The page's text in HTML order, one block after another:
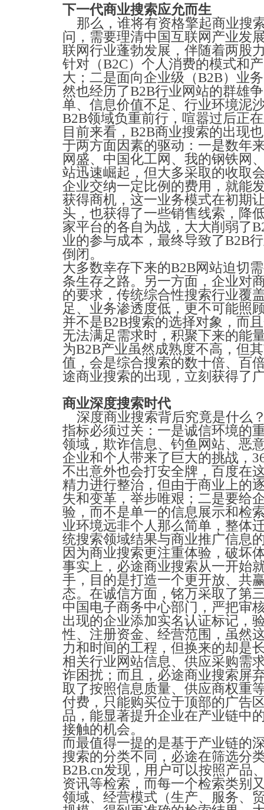
下一代商业搜索应允而生
那么，谁将有资格擎起商业搜
问，需要理清中国互联网产业发
联网行业蓬勃发展，伴随着两股
针对（B2C）个人消费的模式和
大；二是面向企业级（B2B）业
然也经历了B2B行业网站的群雄
单、信息价值不足、行业环境泥
B2B领域负重前行，喧嚣过后正
目前来看，B2B商业搜索的出现
于两方面因素的驱动：一是数年
网盛、中国化工网、我的钢铁网
站迅速崛起，但大多采取的收取
企业交纳一定比例的费用，就能
获得商机，这一业务模式在初期
头，也获得了一些销售线索，降
家平台的各自为战，大大削弱了
业的参与成本，最终导致了B2B
倒闭。
大多数幸存下来的B2B网站迫切
条生存之路。另一方面，企业对
的要求，传统综合性搜索行业覆
足、业务渗透度低，更不可能照
并不是B2B搜索的选择对象，而
无法满足需求时，积聚下来的能
为B2B产业虽然成熟度不高，但
值，会是综合搜索的数十倍、百
途商业搜索的出现，立刻获得了
商业深度搜索时代
深度商业搜索背后究竟是什么
指标必须过关：一是诚信环境的
领域，欺诈信息、钓鱼网站、恶
企业和个人带来了巨大的挑战，
不出意外也会打安全牌，百度在
精力进行整治，但由于商业上的
失和变革，举步唯艰；二是要给
验，而不是单一的信息展示和检
业环境远非个人那么简单，整体
统搜索领域结果与商业推广信息
因为商业搜索更注重体验，破坏
事实上，必途商业搜索从一开始
手，目的是打造一个更开放、共
态。在诚信方面，铭万采取了第
中国电子商务中心部门，严把审
出现的企业添加实名认证标记，
性、注册资金、经营范围，虽然
力和时间的工程，但换来的却是
相关行业网站信息、供应采购需
诈困扰；而且，必途商业搜索屏
取了按照信息质量、供应商权重
付费，只能购买位于顶部的广告
品，能显著提升企业在产业链中
接触的机会。
而最值得一提的是基于产业链的
搜索的分类不同，必途在筛选分
B2B.cn发现，用户可以按照产品
资讯等检索，而每一个检索类别
领域、经营模式（生产、服务、